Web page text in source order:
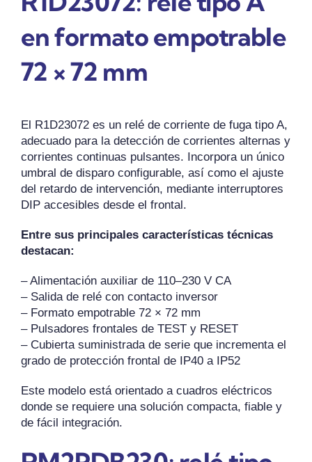
en formato empotrable
72 × 72 mm
El R1D23072 es un relé de corriente de fuga tipo A,
adecuado para la detección de corrientes alternas y
corrientes continuas pulsantes. Incorpora un único
umbral de disparo configurable, así como el ajuste
del retardo de intervención, mediante interruptores
DIP accesibles desde el frontal.
Entre sus principales características técnicas
destacan:
– Alimentación auxiliar de 110–230 V CA
– Salida de relé con contacto inversor
– Formato empotrable 72 × 72 mm
– Pulsadores frontales de TEST y RESET
– Cubierta suministrada de serie que incrementa el
grado de protección frontal de IP40 a IP52
Este modelo está orientado a cuadros eléctricos
donde se requiere una solución compacta, fiable y
de fácil integración.